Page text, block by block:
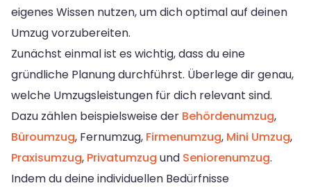
eigenes Wissen nutzen, um dich optimal auf deinen
Umzug vorzubereiten.
Zunächst einmal ist es wichtig, dass du eine
gründliche Planung durchführst. Überlege dir genau,
welche Umzugsleistungen für dich relevant sind.
Dazu zählen beispielsweise der Behördenumzug,
Büroumzug, Fernumzug, Firmenumzug, Mini Umzug,
Praxisumzug, Privatumzug und Seniorenumzug.
Indem du deine individuellen Bedürfnisse